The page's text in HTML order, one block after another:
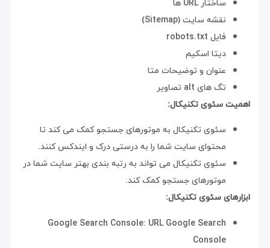
نقشه سایت (Sitemap)
فایل robots.txt
دیتا اسکیم
عنوان و توضیحات متا
تگ های alt تصاویر
اهمیت سئوی تکنیکال:
سئوی تکنیکال به موتورهای جستجو کمک می کند تا
محتوای سایت شما را به درستی درک و ایندکس کنند.
سئوی تکنیکال می تواند به رتبه بندی بهتر سایت شما در
موتورهای جستجو کمک کند.
ابزارهای سئوی تکنیکال:
Google Search Console: URL Google Search
Console